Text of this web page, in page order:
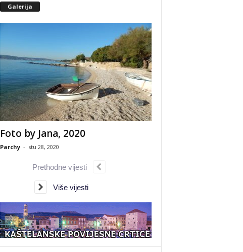
Galerija
Foto by Jana, 2020
Parchy - stu 28, 2020
Prethodne vijesti
Više vijesti